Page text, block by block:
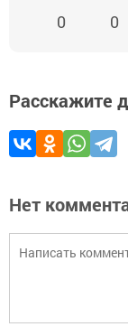
0 0
Расскажите
Нет